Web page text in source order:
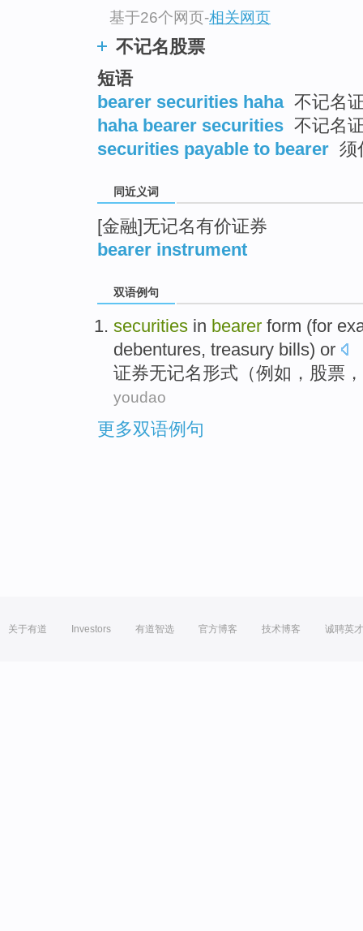
基于26个网页-相关网页
不记名股票
短语
bearer securities haha 不记名
haha bearer securities 不记名
securities payable to bearer 须
同近义词
[金融]无记名有价证券
bearer instrument
双语例句
securities in bearer form (for
debentures, treasury bills) or
证券无记名形式 （例如 ， 股票 ，
youdao
更多双语例句
关于有道 Investors 有道智选 官方博客 技术博客 诚聘英才